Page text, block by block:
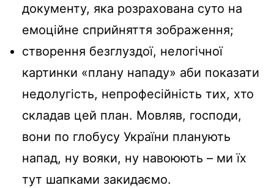
документу, яка розрахована суто на
емоційне сприйняття зображення;
створення безглуздої, нелогічної
картинки «плану нападу» аби показати
недолугість, непрофесійність тих, хто
складав цей план. Мовляв, господи,
вони по глобусу України планують
напад, ну вояки, ну навоюють – ми їх
тут шапками закидаємо.